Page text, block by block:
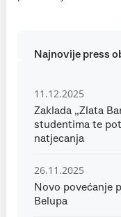
Najnovije press
11.12.2025
Zaklada „Zlata
studentima te
natjecanja
26.11.2025
Novo povećanje
Belupa